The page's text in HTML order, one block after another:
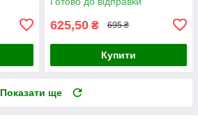
625,50 ₴ 695 ₴
Купити
Показати ще